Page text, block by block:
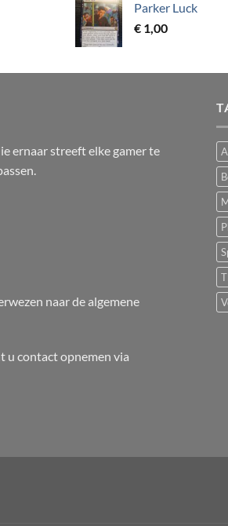
Parker Luck
€ 1,00
ernaar streeft elke gamer te
naar dealgemene
u contact opnemen via